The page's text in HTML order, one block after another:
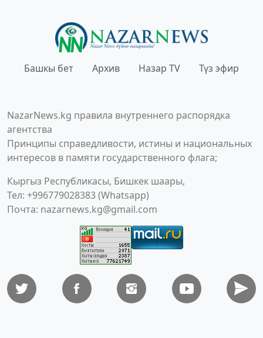
Башкы бет Архив Назар TV Түз эфир
NazarNews.kg правила внутреннего распорядка
агентства
Принципы справедливости, истины и национальных
интересов в памяти государственного флага;
Кыргыз Республикасы, Бишкек шаары,
Тел: +996779028383 (Whatsapp)
Почта: nazarnews.kg@gmail.com